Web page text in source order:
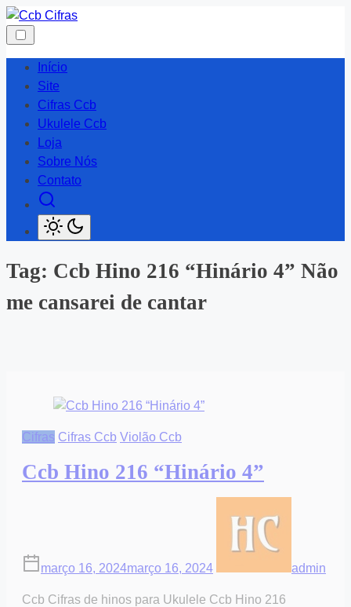
Skip
Início
Site
Cifras Ccb
Ukulele Ccb
Loja
Sobre Nós
Contato
Tag: Ccb Hino 216 “Hinário 4” Não
me cansarei de cantar
Cifras Cifras Ccb Violão Ccb
Ccb Hino 216 “Hinário 4”
março 16, 2024março 16, 2024 admin
Ccb Cifras de hinos para Ukulele Ccb Hino 216